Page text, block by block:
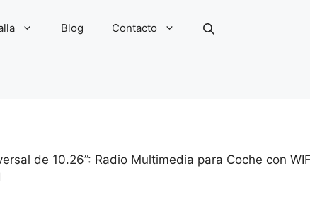
Blog Contacto
de 10.26”: Radio Multimedia para Coche con